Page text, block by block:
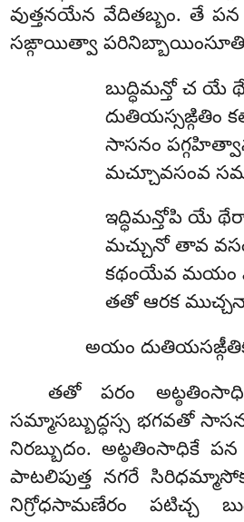
వుత్తనయేన వేదితబ్బం. తే
సఙ్గాయిత్వా పరినిబ్బాయింసూతి.
బుద్ధిమన్తో చ యే
దుతియస్సఙ్గితిం
సాసనం
మచ్చూవసంవ
ఇద్ధిమన్తోపి యే
మచ్చునో తావ
కథంయేవ మయం
తతో ఆరక
అయం
తతో పరం
సమ్మాసబ్బుద్ధస్స భగవతో
నిరబ్బుదం. అట్ఠతింసాధికే
పాటలిపుత్త నగరే
నిగ్రోధసామణేరం పటిచ్చ